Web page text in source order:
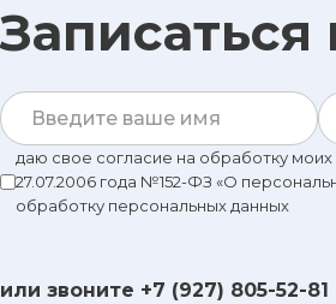
даю свое согласие на обработку
27.07.2006 года №152-ФЗ «О
обработку персональных данных
или звоните +7 (927) 805-52-81